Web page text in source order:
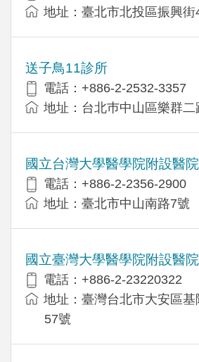
地址：臺北市北投區振興街
送子鳥11診所
電話：+886-2-2532-3357
地址：台北巿中山區樂群二
國立台灣大學醫學院附設醫院
電話：+886-2-2356-2900
地址：臺北市中山南路7號
國立臺灣大學醫學院附設醫
電話：+886-2-23220322
地址：臺灣台北市大安區
57號